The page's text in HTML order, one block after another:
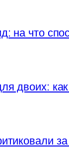
на что
двоих: